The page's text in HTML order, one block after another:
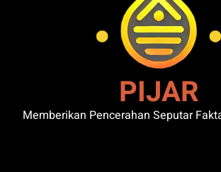
PIJAR
Memberikan Pencerahan Seputar